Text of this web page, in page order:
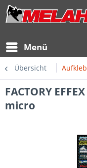
Menü
Übersicht
FACTORY
micro